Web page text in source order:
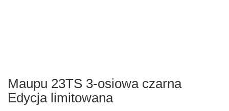
the
images
gallery
Maupu 23TS 3-osiowa czarna
Edycja limitowana